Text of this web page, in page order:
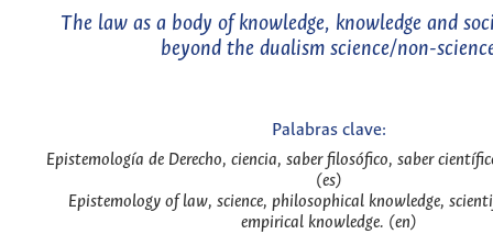
The law as a body of knowledge, knowledge and
beyond the dualism science/non-
Palabras clave:
Epistemología de Derecho, ciencia, saber filosófico, saber
(es)
Epistemology of law, science, philosophical knowledge,
empirical knowledge. (en)